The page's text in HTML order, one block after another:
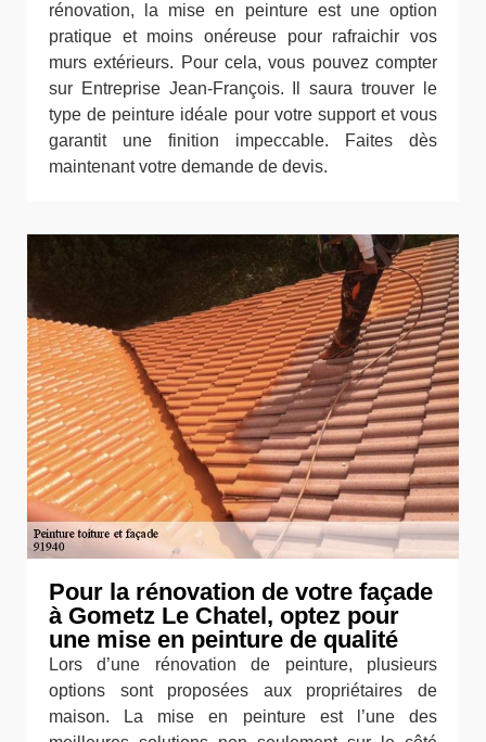
rénovation, la mise en peinture est une option
pratique et moins onéreuse pour rafraichir vos
murs extérieurs. Pour cela, vous pouvez compter
sur Entreprise Jean-François. Il saura trouver le
type de peinture idéale pour votre support et vous
garantit une finition impeccable. Faites dès
maintenant votre demande de devis.
Pour la rénovation de votre façade
à Gometz Le Chatel, optez pour
une mise en peinture de qualité
Lors d’une rénovation de peinture, plusieurs
options sont proposées aux propriétaires de
maison. La mise en peinture est l’une des